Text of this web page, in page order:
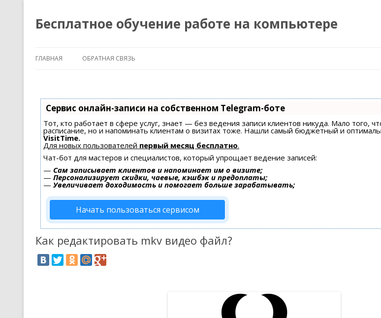
Бесплатное обучение работе на компьютере
ГЛАВНАЯ ОБРАТНАЯ СВЯЗЬ
Сервис онлайн-записи на собственном Telegram-боте
Тот, кто работает в сфере услуг, знает — без ведения записи клиентов никуда. Мало того,
расписание, но и напоминать клиентам о визитах тоже. Нашли самый бюджетный и
VisitTime.
Для новых пользователей первый месяц бесплатно.
Чат-бот для мастеров и специалистов, который упрощает ведение записей:
— Сам записывает клиентов и напоминает им о визите;
— Персонализирует скидки, чаевые, кэшбэк и предоплаты;
— Увеличивает доходимость и помогает больше зарабатывать;
Начать пользоваться сервисом
Как редактировать mkv видео файл?